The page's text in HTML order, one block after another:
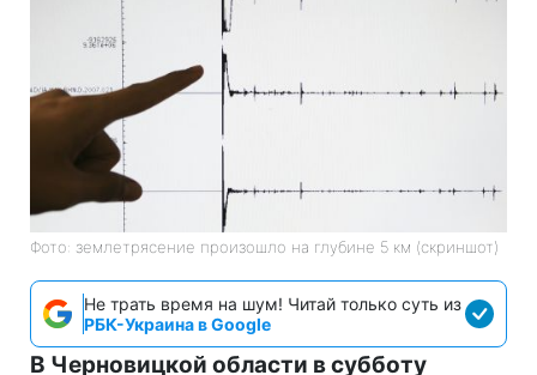
Фото: землетрясение произошло на глубине 5 км (скриншот)
Не трать время на шум! Читай только суть из
РБК-Украина в Google
В Черновицкой области в субботу